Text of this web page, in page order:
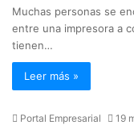
Muchas personas se
entre una impresora a
tienen…
Leer más »
Portal Empresarial 19